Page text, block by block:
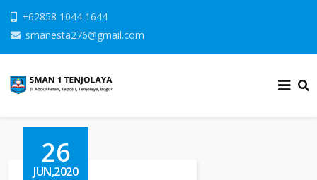
+62858 1044 1644
smanesta276@gmail.com
26
JUN,2020